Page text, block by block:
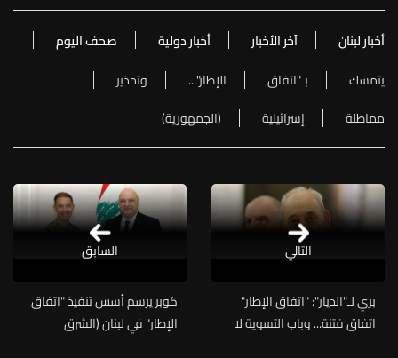
أخبار لبنان آخر الأخبار أخبار دولية
صحف اليوم
يتمسك
بـ"اتفاق الإطار"...
وتحذير
مماطلة
إسرائيلية (الجمهورية)
التالي
بري لـ"الديار": "اتفاق الإطار"
اتفاق فتنة... وباب التسوية لا
كوبر يرسم أسس تنفيذ "اتفاق
الإطار" في لبنان (الشرق
السابق